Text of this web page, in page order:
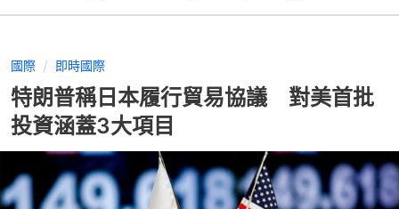
國際 即時國際
特朗普稱日本履行貿易協議 對美首批
投資涵蓋3大項目